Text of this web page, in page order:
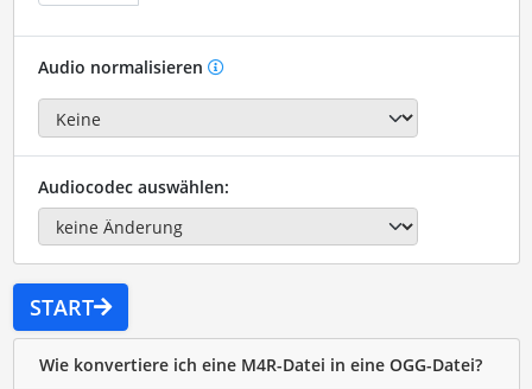
Audio normalisieren
Audiocodec auswählen:
START
Wie konvertiere ich eine M4R-Datei in eine OGG-Datei?